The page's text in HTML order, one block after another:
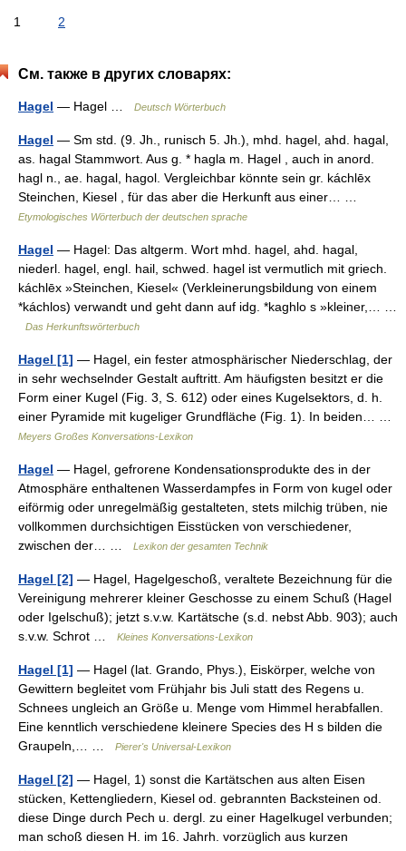
1 2
См. также в других словарях:
Hagel — Hagel … Deutsch Wörterbuch
Hagel — Sm std. (9. Jh., runisch 5. Jh.), mhd. hagel, ahd. hagal,
as. hagal Stammwort. Aus g. * hagla m. Hagel , auch in anord.
hagl n., ae. hagal, hagol. Vergleichbar könnte sein gr. káchlēx
Steinchen, Kiesel , für das aber die Herkunft aus einer… …
Etymologisches Wörterbuch der deutschen sprache
Hagel — Hagel: Das altgerm. Wort mhd. hagel, ahd. hagal,
niederl. hagel, engl. hail, schwed. hagel ist vermutlich mit griech.
káchlēx »Steinchen, Kiesel« (Verkleinerungsbildung von einem
*káchlos) verwandt und geht dann auf idg. *kaghlo s »kleiner,… …
Das Herkunftswörterbuch
Hagel [1] — Hagel, ein fester atmosphärischer Niederschlag, der
in sehr wechselnder Gestalt auftritt. Am häufigsten besitzt er die
Form einer Kugel (Fig. 3, S. 612) oder eines Kugelsektors, d. h.
einer Pyramide mit kugeliger Grundfläche (Fig. 1). In beiden… …
Meyers Großes Konversations-Lexikon
Hagel — Hagel, gefrorene Kondensationsprodukte des in der
Atmosphäre enthaltenen Wasserdampfes in Form von kugel oder
eiförmig oder unregelmäßig gestalteten, stets milchig trüben, nie
vollkommen durchsichtigen Eisstücken von verschiedener,
zwischen der… …
Lexikon der gesamten Technik
Hagel [2] — Hagel, Hagelgeschoß, veraltete Bezeichnung für die
Vereinigung mehrerer kleiner Geschosse zu einem Schuß (Hagel
oder Igelschuß); jetzt s.v.w. Kartätsche (s.d. nebst Abb. 903); auch
s.v.w. Schrot …
Kleines Konversations-Lexikon
Hagel [1] — Hagel (lat. Grando, Phys.), Eiskörper, welche von
Gewittern begleitet vom Frühjahr bis Juli statt des Regens u.
Schnees ungleich an Größe u. Menge vom Himmel herabfallen.
Eine kenntlich verschiedene kleinere Species des H s bilden die
Graupeln,… …
Pierer's Universal-Lexikon
Hagel [2] — Hagel, 1) sonst die Kartätschen aus alten Eisen
stücken, Kettengliedern, Kiesel od. gebrannten Backsteinen od.
diese Dinge durch Pech u. dergl. zu einer Hagelkugel verbunden;
man schoß diesen H. im 16. Jahrh. vorzüglich aus kurzen